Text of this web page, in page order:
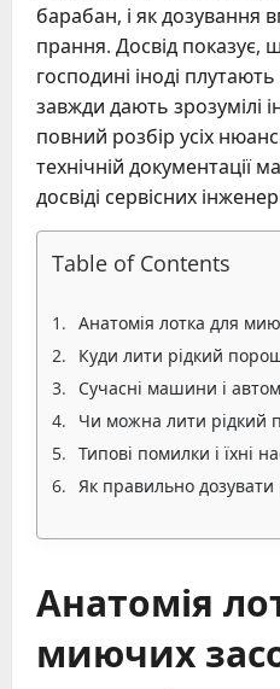
барабан, і як дозування
прання. Досвід показує,
господині іноді
завжди дають зрозумілі
повний розбір усіх
технічній документації
досвіді сервісних
Table of Contents
Анатомія лотка для
Куди лити рідкий
Сучасні машини і
Чи можна лити рідкий
Типові помилки і їхні
Як правильно
Анатомія
миючих